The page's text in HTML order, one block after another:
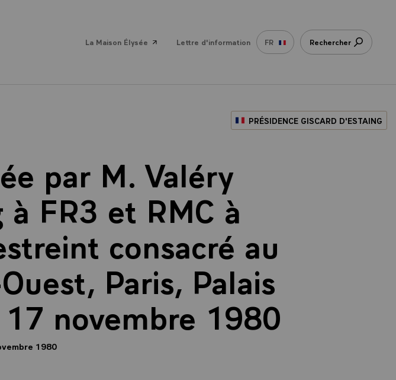
La Maison Élysée Lettre d'information FR Rechercher
PRÉSIDENCE GISCARD D'ESTAING
par M. Valéry
FR3 et RMC à
consacré au
Paris, Palais
novembre 1980
1980